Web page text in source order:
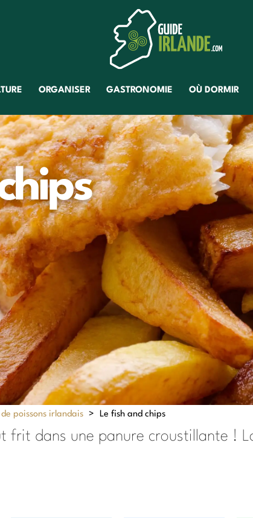
ORGANISER GASTRONOMIE OÙ DORMIR
de poissons irlandais > Le fish and chips
frit dans une panure croustillante !